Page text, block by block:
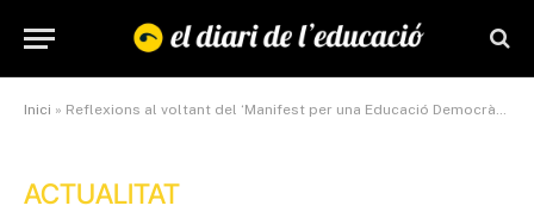
Inici » Reflexions al voltant del ‘Manifest per una Educació Democràtica en Valors’
ACTUALITAT